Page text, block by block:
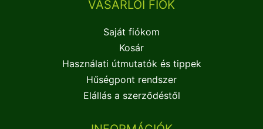
VÁSÁRLÓI FIÓK
Saját fiókom
Kosár
Használati útmutatók és tippek
Hűségpont rendszer
Elállás a szerződéstől